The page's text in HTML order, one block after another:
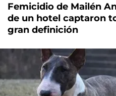
Femicidio de Mailén
de un hotel captaron
gran definición